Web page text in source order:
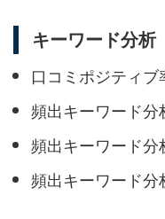
キーワード分析
口コミポジティブ
頻出キーワード分
頻出キーワード分
頻出キーワード分